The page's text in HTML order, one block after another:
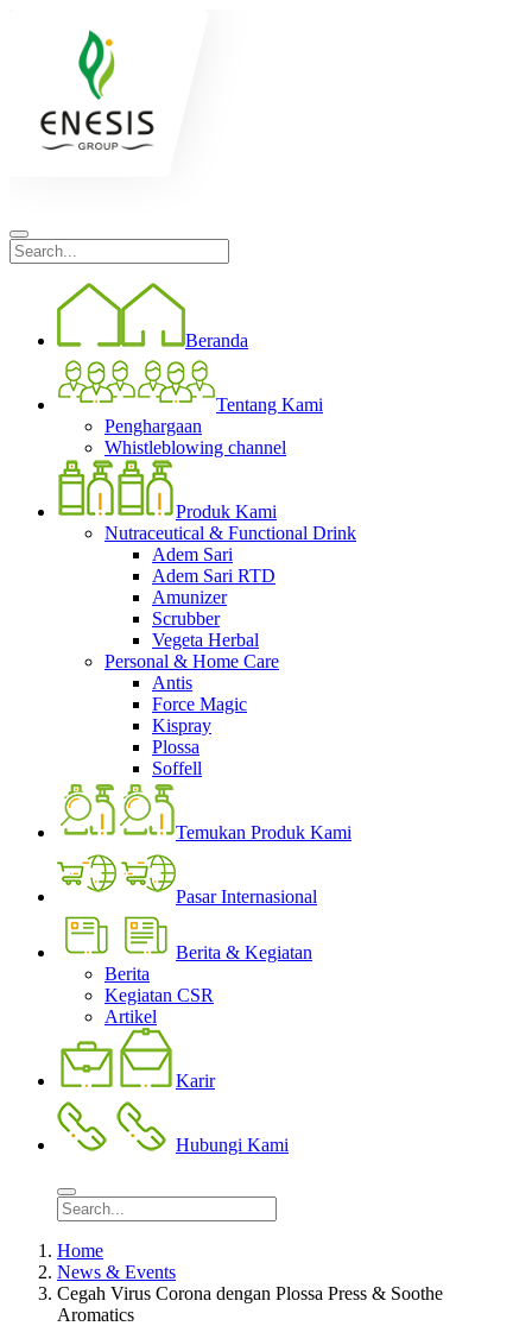
Beranda
Tentang Kami
Penghargaan
Whistleblowing channel
Produk Kami
Nutraceutical & Functional Drink
Adem Sari
Adem Sari RTD
Amunizer
Scrubber
Vegeta Herbal
Personal & Home Care
Antis
Force Magic
Kispray
Plossa
Soffell
Temukan Produk Kami
Pasar Internasional
Berita & Kegiatan
Berita
Kegiatan CSR
Artikel
Karir
Hubungi Kami
Home
News & Events
Cegah Virus Corona dengan Plossa Press & Soothe
Aromatics